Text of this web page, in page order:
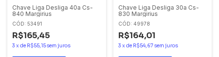
Chave Liga Desliga 40a Cs-
840 Margirius
CÓD: 53491
R$165,45
3 x de R$55,15sem juros
Chave Liga Desliga 30a Cs-
830 Margirius
CÓD: 49978
R$164,01
3 x de R$54,67 sem juros